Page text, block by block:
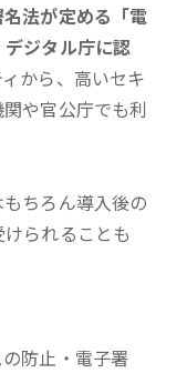
法が定める「電
ジタル庁に認
から、高いセキ
や官公庁でも利
ちろん導入後の
られることも
防止・電子署